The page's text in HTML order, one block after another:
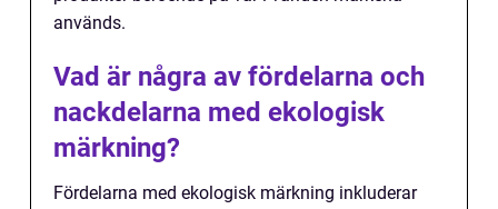
används.
Vad är några av fördelarna och
nackdelarna med ekologisk
märkning?
Fördelarna med ekologisk märkning inkluderar